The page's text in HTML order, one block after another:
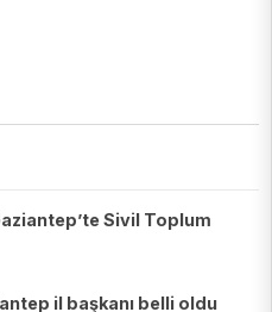
Sivil Toplum
il başkanı belli oldu